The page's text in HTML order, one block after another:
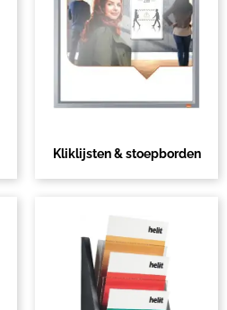
Kliklijsten & stoepborden